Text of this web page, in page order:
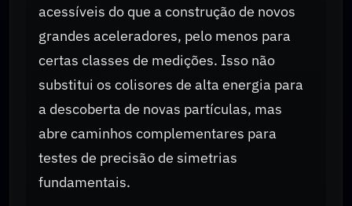
acessíveis do que a construção de novos
grandes aceleradores, pelo menos para
certas classes de medições. Isso não
substitui os colisores de alta energia para
a descoberta de novas partículas, mas
abre caminhos complementares para
testes de precisão de simetrias
fundamentais.